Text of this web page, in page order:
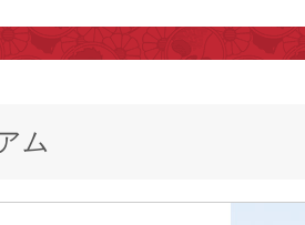
ム